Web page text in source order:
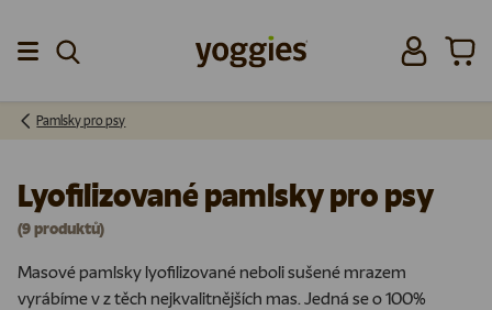
Přeskočit na obsah
Přihlásit se
Pamlsky pro psy
Lyofilizované pamlsky pro psy
(9 produktů)
Masové pamlsky lyofilizované neboli sušené mrazem
vyrábíme v z těch nejkvalitnějších mas. Jedná se o 100%